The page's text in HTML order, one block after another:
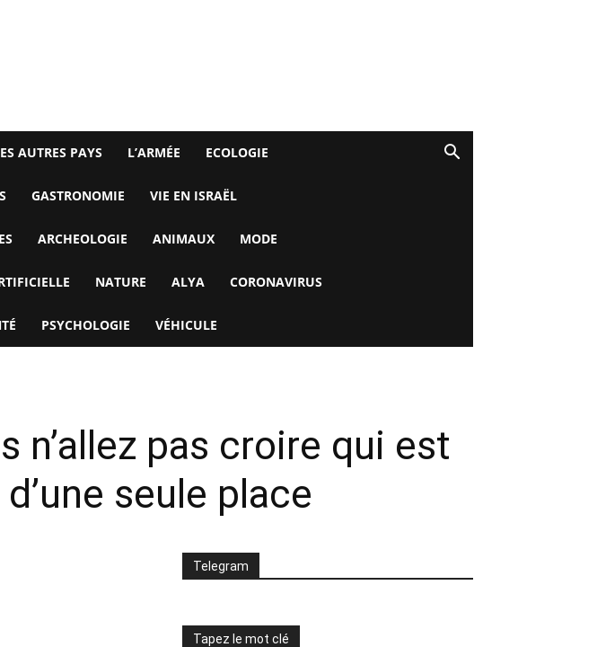
AUTRES PAYS L’ARMÉE ECOLOGIE
GASTRONOMIE VIE EN ISRAËL
ARCHEOLOGIE ANIMAUX MODE
NATURE ALYA CORONAVIRUS
PSYCHOLOGIE VÉHICULE
n’allez pas croire qui est
seule place
Telegram
Tapez le mot clé